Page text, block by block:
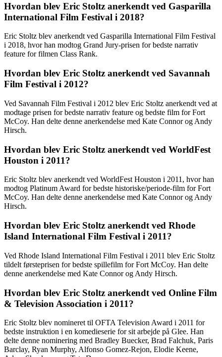
Hvordan blev Eric Stoltz anerkendt ved Gasparilla
International Film Festival i 2018?
Eric Stoltz blev anerkendt ved Gasparilla International Film Festival
i 2018, hvor han modtog Grand Jury-prisen for bedste narrativ
feature for filmen Class Rank.
Hvordan blev Eric Stoltz anerkendt ved Savannah
Film Festival i 2012?
Ved Savannah Film Festival i 2012 blev Eric Stoltz anerkendt ved at
modtage prisen for bedste narrativ feature og bedste film for Fort
McCoy. Han delte denne anerkendelse med Kate Connor og Andy
Hirsch.
Hvordan blev Eric Stoltz anerkendt ved WorldFest
Houston i 2011?
Eric Stoltz blev anerkendt ved WorldFest Houston i 2011, hvor han
modtog Platinum Award for bedste historiske/periode-film for Fort
McCoy. Han delte denne anerkendelse med Kate Connor og Andy
Hirsch.
Hvordan blev Eric Stoltz anerkendt ved Rhode
Island International Film Festival i 2011?
Ved Rhode Island International Film Festival i 2011 blev Eric Stoltz
tildelt førsteprisen for bedste spillefilm for Fort McCoy. Han delte
denne anerkendelse med Kate Connor og Andy Hirsch.
Hvordan blev Eric Stoltz anerkendt ved Online Film
& Television Association i 2011?
Eric Stoltz blev nomineret til OFTA Television Award i 2011 for
bedste instruktion i en komedieserie for sit arbejde på Glee. Han
delte denne nominering med Bradley Buecker, Brad Falchuk, Paris
Barclay, Ryan Murphy, Alfonso Gomez-Rejon, Elodie Keene,